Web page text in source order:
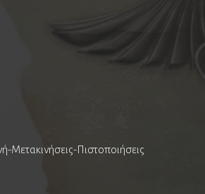
Μετακινήσεις-Πιστοποιήσεις